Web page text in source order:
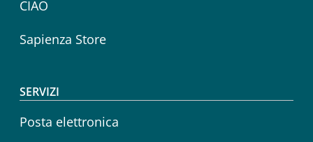
CIAO
Sapienza Store
SERVIZI
Posta elettronica